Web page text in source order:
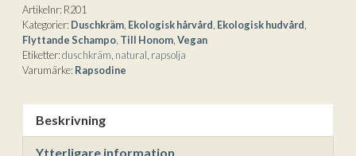
Artikelnr: R201
Kategorier: Duschkräm Ekologisk hårvård Ekologisk hudvård
Flyttande Schampo Till Honom Vegan
Etiketter:duschkräm natural rapsolja
Varumärke: Rapsodine
Beskrivning
Ytterligare information